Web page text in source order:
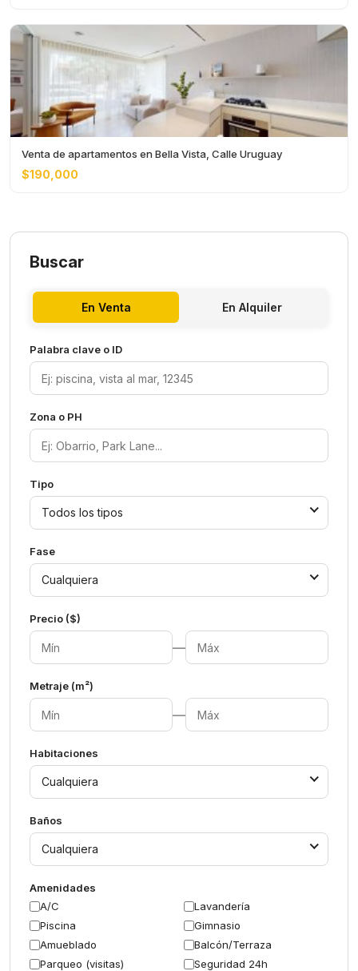
Venta de apartamentos en Bella Vista, Calle Uruguay
$190,000
Buscar
En Venta En Alquiler
Palabra clave o ID
Zona o PH
Tipo
Todos los tipos
Fase
Cualquiera
Precio ($)
—
Metraje (m²)
—
Habitaciones
Cualquiera
Baños
Cualquiera
Amenidades
A/C
Lavandería
Piscina
Gimnasio
Amueblado
Balcón/Terraza
Parqueo (visitas)
Seguridad 24h